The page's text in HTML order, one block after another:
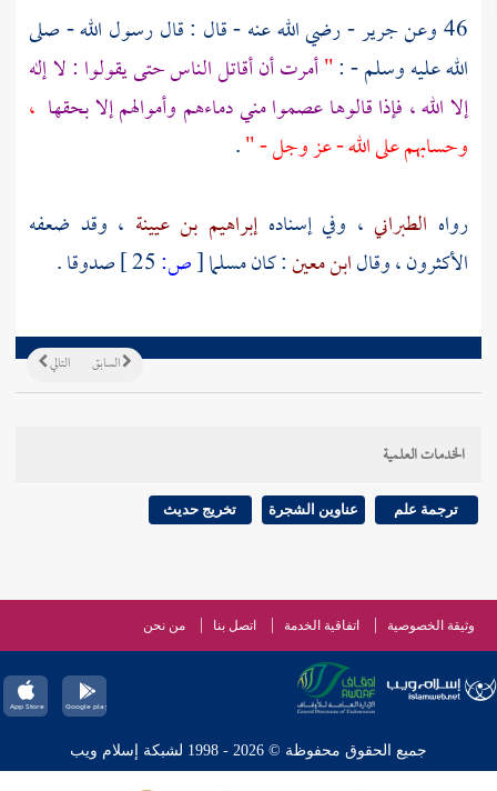
46 وعن جرير - رضي الله عنه - قال : قال رسول الله - صلى
الله عليه وسلم - :"أمرت أن أقاتل الناس حتى يقولوا : لا إله
إلا الله ، فإذا قالوها عصموا مني دماءهم وأموالهم إلا بحقها ،
وحسابهم على الله - عز وجل - ".
رواه الطبراني ، وفي إسنادهإبراهيم بن عيينة ، وقد ضعفه
الأكثرون ، وقالابن معين: كان مسلما[ص: صدوقا .
التالي السابق
الخدمات العلمية
ترجمة علم عناوين الشجرة تخريج حديث
وثيقة الخصوصية اتفاقية الخدمة اتصل بنا من نحن
جميع الحقوق محفوظة © 2026 - 1998 لشبكة إسلام ويب